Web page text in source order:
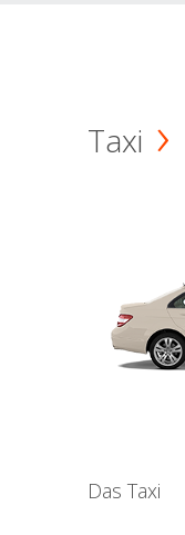
Taxi
Das Taxi